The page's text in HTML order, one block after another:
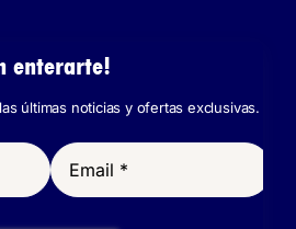
enterarte!
últimas noticias y ofertas exclusivas.